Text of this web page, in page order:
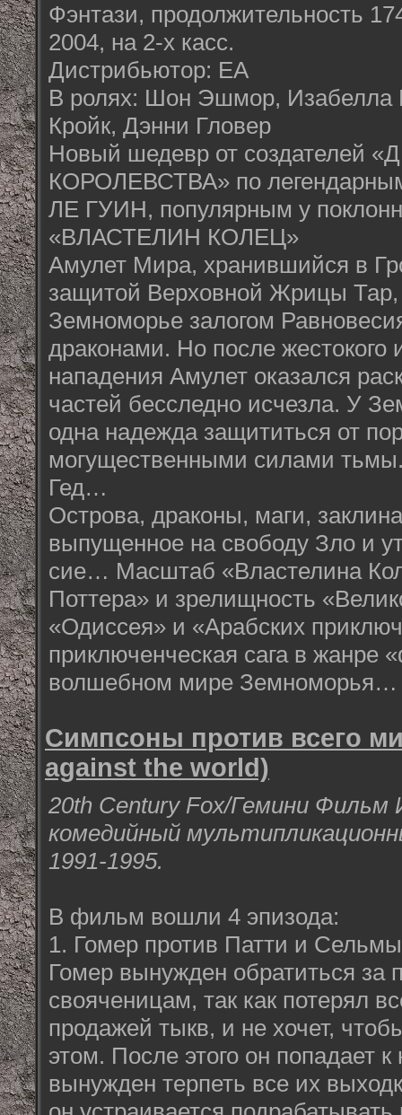
Фэнтази, продолжительность
2004, на 2-х касс.
Дистрибьютор: ЕА
В ролях: Шон Эшмор, Изабелла
Кройк, Дэнни Гловер
Новый шедевр от создателей
КОРОЛЕВСТВА» по
ЛЕ ГУИН, популярным у
«ВЛАСТЕЛИН КОЛЕЦ»
Амулет Мира, хранившийся в
защитой Верховной Жрицы Тар,
Земноморье залогом
драконами. Но после жестокого
нападения Амулет оказался
частей бесследно исчезла. У
одна надежда защититься от
могущественными силами
Гед…
Острова, драконы, маги,
выпущенное на свободу Зло и
сие… Масштаб «Властелина
Поттера» и зрелищность
«Одиссея» и «Арабских
приключенческая сага в жанре
волшебном мире Земноморья…
Симпсоны против всего
against the world)
20th Century Fox/Гемини Фильм
комедийный
1991-1995.
В фильм вошли 4 эпизода:
1. Гомер против Патти и
Гомер вынужден обратиться за
свояченицам, так как потерял
продажей тыкв, и не хочет,
этом. После этого он попадает
вынужден терпеть все их